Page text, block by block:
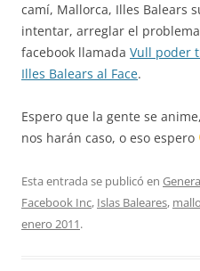
camí, Mallorca, Illes Balears
intentar, arreglar el
facebook llamada Vull poder
Illes Balears al Face.
Espero que la gente se
nos harán caso, o eso espero
Esta entrada se publicó en
Facebook Inc, Islas Baleares,
enero 2011.